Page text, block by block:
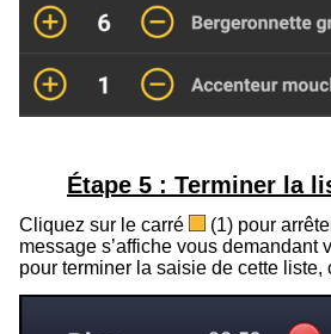
Étape 5 : Terminer la
Cliquez sur le carré (1) pour
message s’affiche vous demandant
pour terminer la saisie de cette liste,